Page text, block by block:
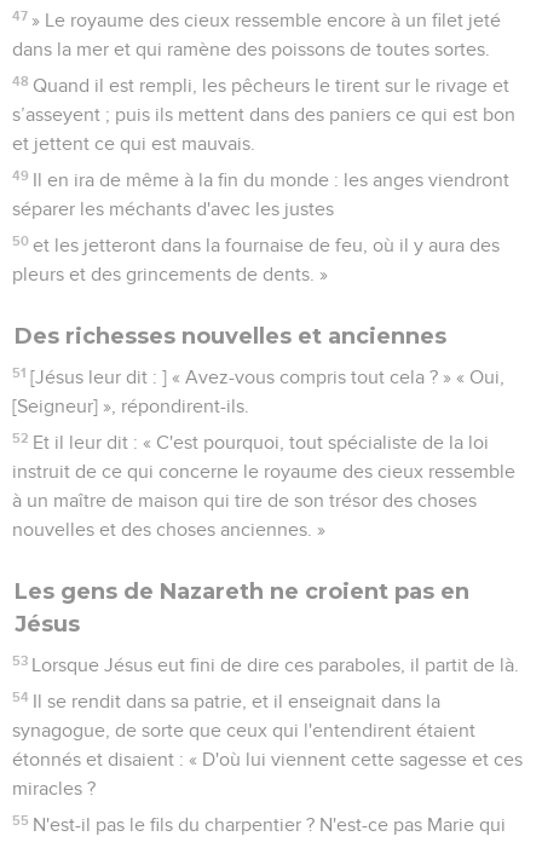
47 » Le royaume des cieux ressemble encore à un filet jeté
dans la mer et qui ramène des poissons de toutes sortes.
48 Quand il est rempli, les pêcheurs le tirent sur le rivage et
s’asseyent ; puis ils mettent dans des paniers ce qui est bon
et jettent ce qui est mauvais.
49 Il en ira de même à la fin du monde : les anges viendront
séparer les méchants d'avec les justes
50 et les jetteront dans la fournaise de feu, où il y aura des
pleurs et des grincements de dents. »
Des richesses nouvelles et anciennes
51 [Jésus leur dit : ] « Avez-vous compris tout cela ? » « Oui,
[Seigneur] », répondirent-ils.
52 Et il leur dit : « C'est pourquoi, tout spécialiste de la loi
instruit de ce qui concerne le royaume des cieux ressemble
à un maître de maison qui tire de son trésor des choses
nouvelles et des choses anciennes. »
Les gens de Nazareth ne croient pas en
Jésus
53 Lorsque Jésus eut fini de dire ces paraboles, il partit de là.
54 Il se rendit dans sa patrie, et il enseignait dans la
synagogue, de sorte que ceux qui l'entendirent étaient
étonnés et disaient : « D'où lui viennent cette sagesse et ces
miracles ?
55 N'est-il pas le fils du charpentier ? N'est-ce pas Marie qui